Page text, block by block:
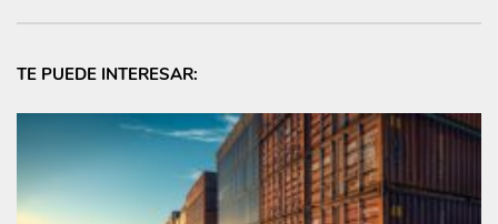
TE PUEDE INTERESAR: